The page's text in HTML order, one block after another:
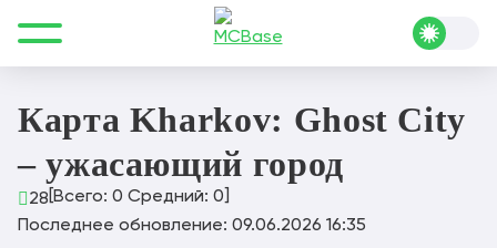
Все для Minecraft Карты
Хоррор
Карта Kharkov: Ghost City
– ужасающий город
28 [Всего: 0 Средний: 0
Последнее обновление: 09.06.2026 16:35